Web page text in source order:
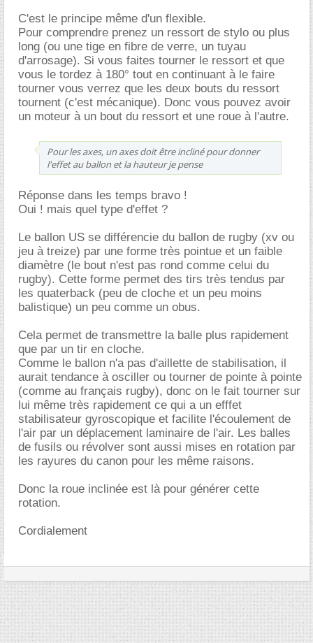
C'est le principe même d'un flexible.
Pour comprendre prenez un ressort de stylo ou plus
long (ou une tige en fibre de verre, un tuyau
d'arrosage). Si vous faites tourner le ressort et que
vous le tordez à 180° tout en continuant à le faire
tourner vous verrez que les deux bouts du ressort
tournent (c'est mécanique). Donc vous pouvez avoir
un moteur à un bout du ressort et une roue à l'autre.
Pour les axes, un axes doit être incliné pour donner
l'effet au ballon et la hauteur je pense
Réponse dans les temps bravo !
Oui ! mais quel type d'effet ?
Le ballon US se différencie du ballon de rugby (xv ou
jeu à treize) par une forme très pointue et un faible
diamètre (le bout n'est pas rond comme celui du
rugby). Cette forme permet des tirs très tendus par
les quaterback (peu de cloche et un peu moins
balistique) un peu comme un obus.
Cela permet de transmettre la balle plus rapidement
que par un tir en cloche.
Comme le ballon n'a pas d'aillette de stabilisation, il
aurait tendance à osciller ou tourner de pointe à pointe
(comme au français rugby), donc on le fait tourner sur
lui même très rapidement ce qui a un efffet
stabilisateur gyroscopique et facilite l'écoulement de
l'air par un déplacement laminaire de l'air. Les balles
de fusils ou révolver sont aussi mises en rotation par
les rayures du canon pour les même raisons.
Donc la roue inclinée est là pour générer cette
rotation.
Cordialement